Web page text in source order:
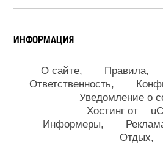
ИНФОРМАЦИЯ
О сайте Правила
Ответственность
Уведомление о
Хостинг от
Информеры
Отдых